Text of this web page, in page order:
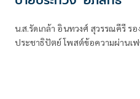
น.ส.รัดเกล้า อินทวงศ์ สุวรรณคีรี ร
ประชาธิปัตย์ โพสต์ข้อความผ่านเ